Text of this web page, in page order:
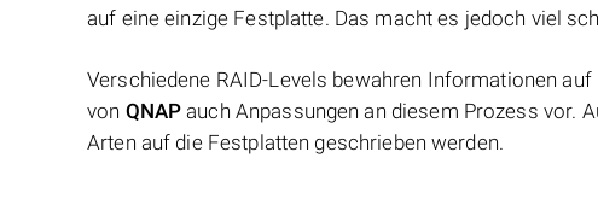
auf eine einzige Festplatte. Das macht es jedoch viel
Verschiedene RAID-Levels bewahren Informationen
von QNAP auch Anpassungen an diesem Prozess vor.
Arten auf die Festplatten geschrieben werden.